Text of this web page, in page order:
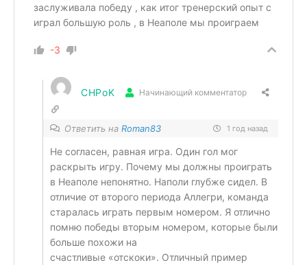
заслуживала победу , как итог тренерский опыт с
играл большую роль , в Неаполе мы проиграем
-3
CHPoK Начинающий комментатор
Ответить на Roman83 1 год назад
Не согласен, равная игра. Один гол мог
раскрыть игру. Почему мы должны проиграть
в Неаполе непонятно. Наполи глубже сидел. В
отличие от второго периода Аллегри, команда
старалась играть первым номером. Я отлично
помню победы вторым номером, которые были
больше похожи на
счастливые «отскоки». Отличный пример